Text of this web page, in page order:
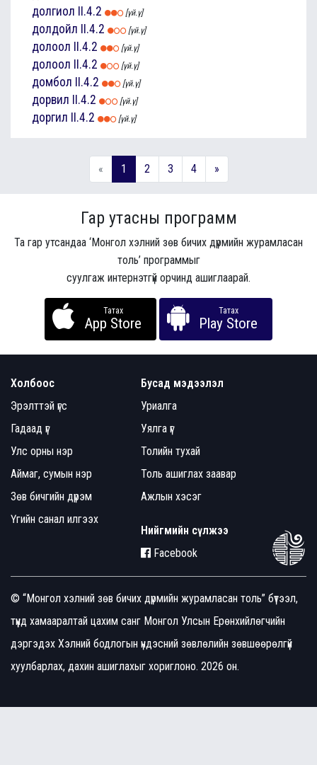
долгиол II.4.2 [үй.ү]
долдойл II.4.2 [үй.ү]
долоол II.4.2 [үй.ү]
долоол II.4.2 [үй.ү]
домбол II.4.2 [үй.ү]
дорвил II.4.2 [үй.ү]
доргил II.4.2 [үй.ү]
« 1 2 3 4 »
Гар утасны программ
Та гар утсандаа ‘Монгол хэлний зөв бичих дүрмийн журамласан
толь’ программыг
суулгаж интернэтгүй орчинд ашиглаарай.
Татах
App Store
Татах
Play Store
Холбоос
Эрэлттэй үгс
Гадаад үг
Улс орны нэр
Аймаг, сумын нэр
Зөв бичгийн дүрэм
Үгийн санал илгээх
Бусад мэдээлэл
Уриалга
Уялга үг
Толийн тухай
Толь ашиглах заавар
Ажлын хэсэг
Нийгмийн сүлжээ
Facebook
© “Монгол хэлний зөв бичих дүрмийн журамласан толь” бүтээл,
түүнд хамааралтай цахим санг Монгол Улсын Ерөнхийлөгчийн
дэргэдэх Хэлний бодлогын үндэсний зөвлөлийн зөвшөөрөлгүй
хуулбарлах, дахин ашиглахыг хориглоно. 2026 он.